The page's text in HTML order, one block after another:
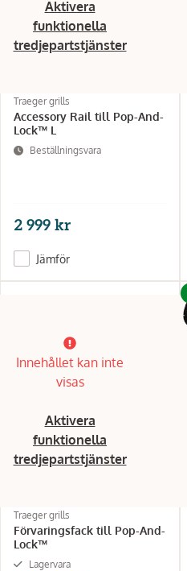
Aktivera
funktionella
tredjepartstjänster
Traeger grills
Accessory Rail till Pop-And-
Lock™ L
Beställningsvara
2 999 kr
Jämför
Innehållet kan inte
visas
Aktivera
funktionella
tredjepartstjänster
Traeger grills
Förvaringsfack till Pop-And-
Lock™
Lagervara